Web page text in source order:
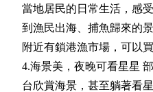
當地居民的日常生活，感
到漁民出海、捕魚歸來的
附近有鎖港漁市場，可以
4.海景美，夜晚可看星星
台欣賞海景，甚至躺著看